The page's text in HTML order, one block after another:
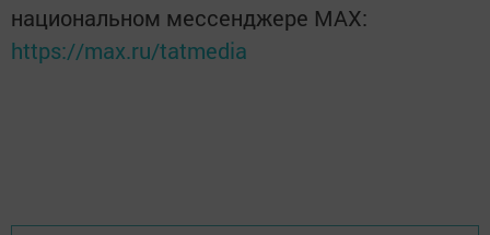
национальном мессенджере MАХ:
https://max.ru/tatmedia